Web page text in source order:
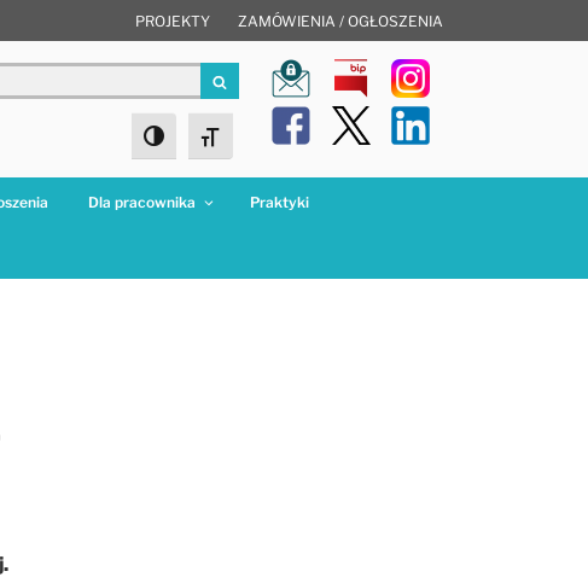
PROJEKTY ZAMÓWIENIA / OGŁOSZENIA
Szukaj
Toggle High Contrast
Toggle Font size
Dla pracownika Praktyki